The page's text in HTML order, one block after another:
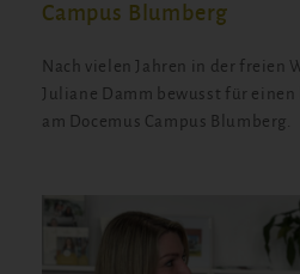
Campus Blumberg
Nach vielen Jahren in der freien
Juliane Damm bewusst für
am Docemus Campus Blumberg.